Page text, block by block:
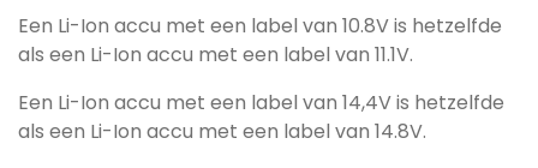
Een Li-Ion accu met een label van 10.8V is hetzelfde
als een Li-Ion accu met een label van 11.1V.
Een Li-Ion accu met een label van 14,4V is hetzelfde
als een Li-Ion accu met een label van 14.8V.